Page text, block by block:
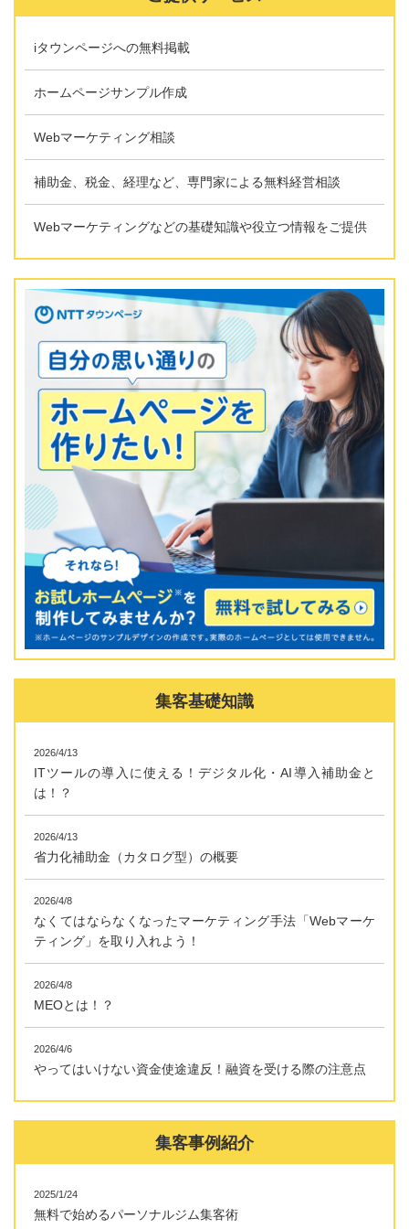
iタウンページへの無料掲載
ホームページサンプル作成
Webマーケティング相談
補助金、税金、経理など、専門家による無料経営相談
Webマーケティングなどの基礎知識や役立つ情報をご提供
集客基礎知識
2026/4/13
ITツールの導入に使える！デジタル化・AI導入補助金と
は！？
2026/4/13
省力化補助金（カタログ型）の概要
2026/4/8
なくてはならなくなったマーケティング手法「Webマーケ
ティング」を取り入れよう！
2026/4/8
MEOとは！？
2026/4/6
やってはいけない資金使途違反！融資を受ける際の注意点
集客事例紹介
2025/1/24
無料で始めるパーソナルジム集客術